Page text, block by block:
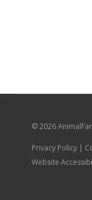
© 2026
Privacy Policy |
Website